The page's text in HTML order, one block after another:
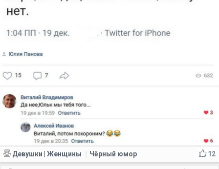
12
Девушки | Женщины Чёрный юмор